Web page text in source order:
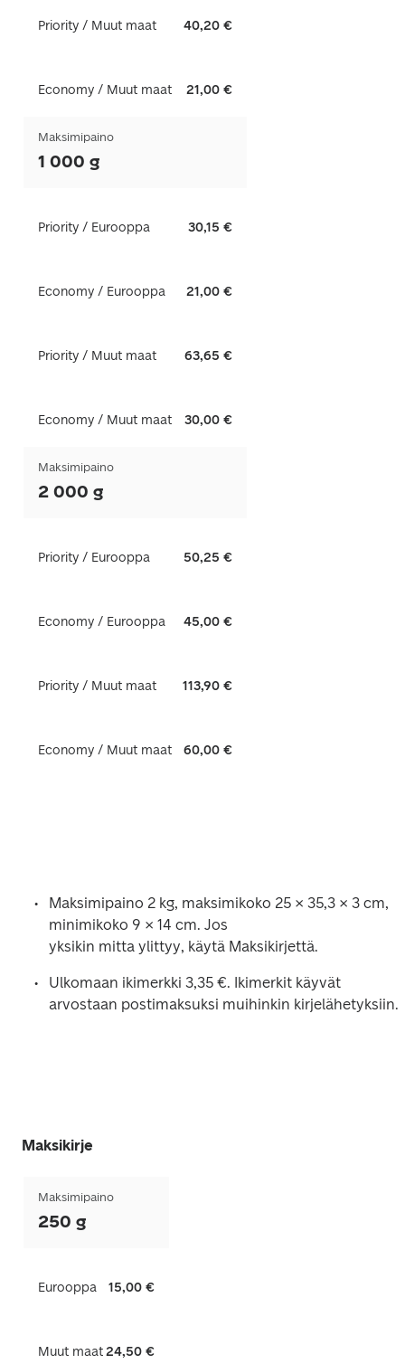
Priority / Muut maat 40,20 €
Economy / Muut maat 21,00 €
Maksimipaino
1 000 g
Priority / Eurooppa 30,15 €
Economy / Eurooppa 21,00 €
Priority / Muut maat 63,65 €
Economy / Muut maat 30,00 €
Maksimipaino
2 000 g
Priority / Eurooppa 50,25 €
Economy / Eurooppa 45,00 €
Priority / Muut maat 113,90 €
Economy / Muut maat 60,00 €
Maksimipaino 2 kg, maksimikoko 25 × 35,3 × 3 cm,
minimikoko 9 × 14 cm. Jos
yksikin mitta ylittyy, käytä Maksikirjettä.
Ulkomaan ikimerkki 3,35 €. Ikimerkit käyvät
arvostaan postimaksuksi muihinkin kirjelähetyksiin.
Maksikirje
Maksimipaino
250 g
Eurooppa 15,00 €
Muut maat24,50 €